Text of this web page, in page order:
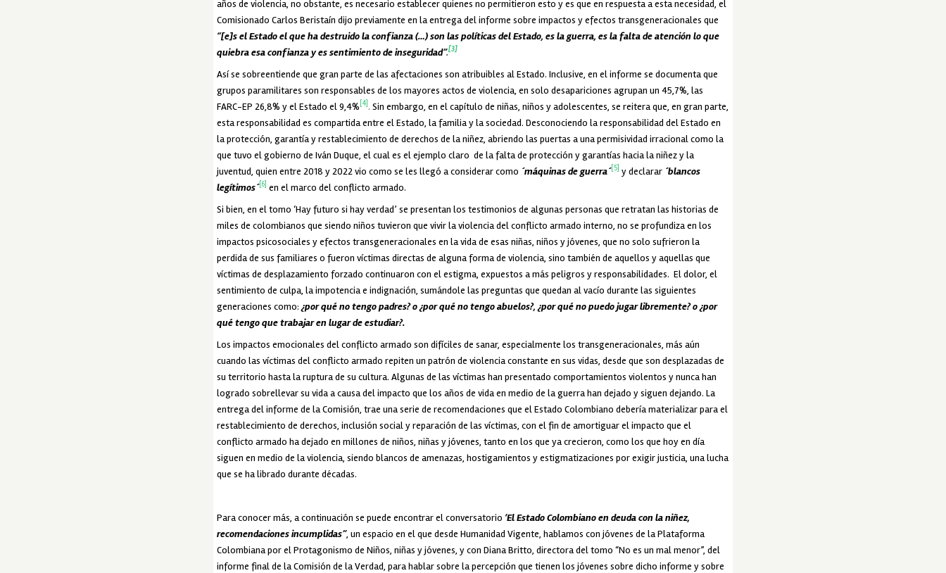
años de violencia, no obstante, es necesario establecer quienes no permitieron esto y es que en respuesta a esta necesidad, el
Comisionado Carlos Beristaín dijo previamente en la entrega del informe sobre impactos y efectos transgeneracionales que
“[e]s el Estado el que ha destruido la confianza (…) son las políticas del Estado, es la guerra, es la falta de atención lo que
quiebra esa confianza y es sentimiento de inseguridad”.[3]
Así se sobreentiende que gran parte de las afectaciones son atribuibles al Estado. Inclusive, en el informe se documenta que
grupos paramilitares son responsables de los mayores actos de violencia, en solo desapariciones agrupan un 45,7%, las
FARC-EP 26,8% y el Estado el 9,4% [4] . Sin embargo, en el capítulo de niñas, niños y adolescentes, se reitera que, en gran parte,
esta responsabilidad es compartida entre el Estado, la familia y la sociedad. Desconociendo la responsabilidad del Estado en
la protección, garantía y restablecimiento de derechos de la niñez, abriendo las puertas a una permisividad irracional como la
que tuvo el gobierno de Iván Duque, el cual es el ejemplo claro de la falta de protección y garantías hacia la niñez y la
juventud, quien entre 2018 y 2022 vio como se les llegó a considerar como ´máquinas de guerra´[5] y declarar ´blancos
legítimos´[6] en el marco del conflicto armado.
Si bien, en el tomo ‘Hay futuro si hay verdad’ se presentan los testimonios de algunas personas que retratan las historias de
miles de colombianos que siendo niños tuvieron que vivir la violencia del conflicto armado interno, no se profundiza en los
impactos psicosociales y efectos transgeneracionales en la vida de esas niñas, niños y jóvenes, que no solo sufrieron la
perdida de sus familiares o fueron víctimas directas de alguna forma de violencia, sino también de aquellos y aquellas que
víctimas de desplazamiento forzado continuaron con el estigma, expuestos a más peligros y responsabilidades. El dolor, el
sentimiento de culpa, la impotencia e indignación, sumándole las preguntas que quedan al vacío durante las siguientes
generaciones como: ¿por qué no tengo padres? o ¿por qué no tengo abuelos?, ¿por qué no puedo jugar libremente? o ¿por
qué tengo que trabajar en lugar de estudiar?.
Los impactos emocionales del conflicto armado son difíciles de sanar, especialmente los transgeneracionales, más aún
cuando las víctimas del conflicto armado repiten un patrón de violencia constante en sus vidas, desde que son desplazadas de
su territorio hasta la ruptura de su cultura. Algunas de las víctimas han presentado comportamientos violentos y nunca han
logrado sobrellevar su vida a causa del impacto que los años de vida en medio de la guerra han dejado y siguen dejando. La
entrega del informe de la Comisión, trae una serie de recomendaciones que el Estado Colombiano debería materializar para el
restablecimiento de derechos, inclusión social y reparación de las víctimas, con el fin de amortiguar el impacto que el
conflicto armado ha dejado en millones de niños, niñas y jóvenes, tanto en los que ya crecieron, como los que hoy en día
siguen en medio de la violencia, siendo blancos de amenazas, hostigamientos y estigmatizaciones por exigir justicia, una lucha
que se ha librado durante décadas.
Para conocer más, a continuación se puede encontrar el conversatorio ‘El Estado Colombiano en deuda con la niñez,
recomendaciones incumplidas”, un espacio en el que desde Humanidad Vigente, hablamos con jóvenes de la Plataforma
Colombiana por el Protagonismo de Niños, niñas y jóvenes, y con Diana Britto, directora del tomo “No es un mal menor”, del
informe final de la Comisión de la Verdad, para hablar sobre la percepción que tienen los jóvenes sobre dicho informe y sobre